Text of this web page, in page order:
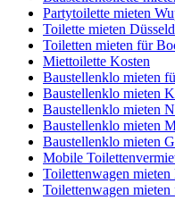
Partytoilette mieten
Toilette mieten
Toiletten mieten für
Miettoilette Kosten
Baustellenklo mieten
Baustellenklo mieten
Baustellenklo mieten
Baustellenklo mieten
Baustellenklo mieten
Mobile
Toilettenwagen
Toilettenwagen